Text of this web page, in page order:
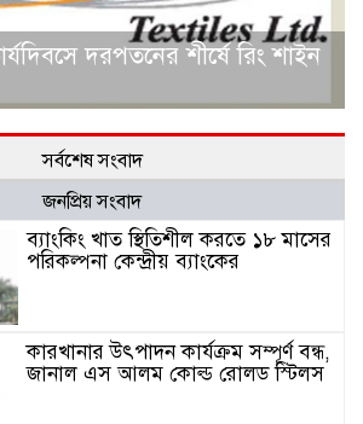
দরপতনের শীর্ষে রিং শাইন
সর্বশেষ সংবাদ
জনপ্রিয় সংবাদ
ব্যাংকিং খাত স্থিতিশীল করতে ১৮ মাসের
পরিকল্পনা কেন্দ্রীয় ব্যাংকের
কারখানার উৎপাদন কার্যক্রম সম্পূর্ণ বন্ধ,
জানাল এস আলম কোল্ড রোলড স্টিলস